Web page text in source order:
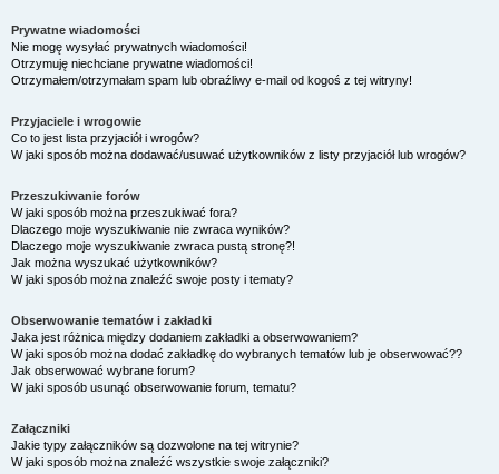
Prywatne wiadomości
Nie mogę wysyłać prywatnych wiadomości!
Otrzymuję niechciane prywatne wiadomości!
Otrzymałem/otrzymałam spam lub obraźliwy e-mail od kogoś z tej witryny!
Przyjaciele i wrogowie
Co to jest lista przyjaciół i wrogów?
W jaki sposób można dodawać/usuwać użytkowników z listy przyjaciół lub wrogów?
Przeszukiwanie forów
W jaki sposób można przeszukiwać fora?
Dlaczego moje wyszukiwanie nie zwraca wyników?
Dlaczego moje wyszukiwanie zwraca pustą stronę?!
Jak można wyszukać użytkowników?
W jaki sposób można znaleźć swoje posty i tematy?
Obserwowanie tematów i zakładki
Jaka jest różnica między dodaniem zakładki a obserwowaniem?
W jaki sposób można dodać zakładkę do wybranych tematów lub je obserwować??
Jak obserwować wybrane forum?
W jaki sposób usunąć obserwowanie forum, tematu?
Załączniki
Jakie typy załączników są dozwolone na tej witrynie?
W jaki sposób można znaleźć wszystkie swoje załączniki?